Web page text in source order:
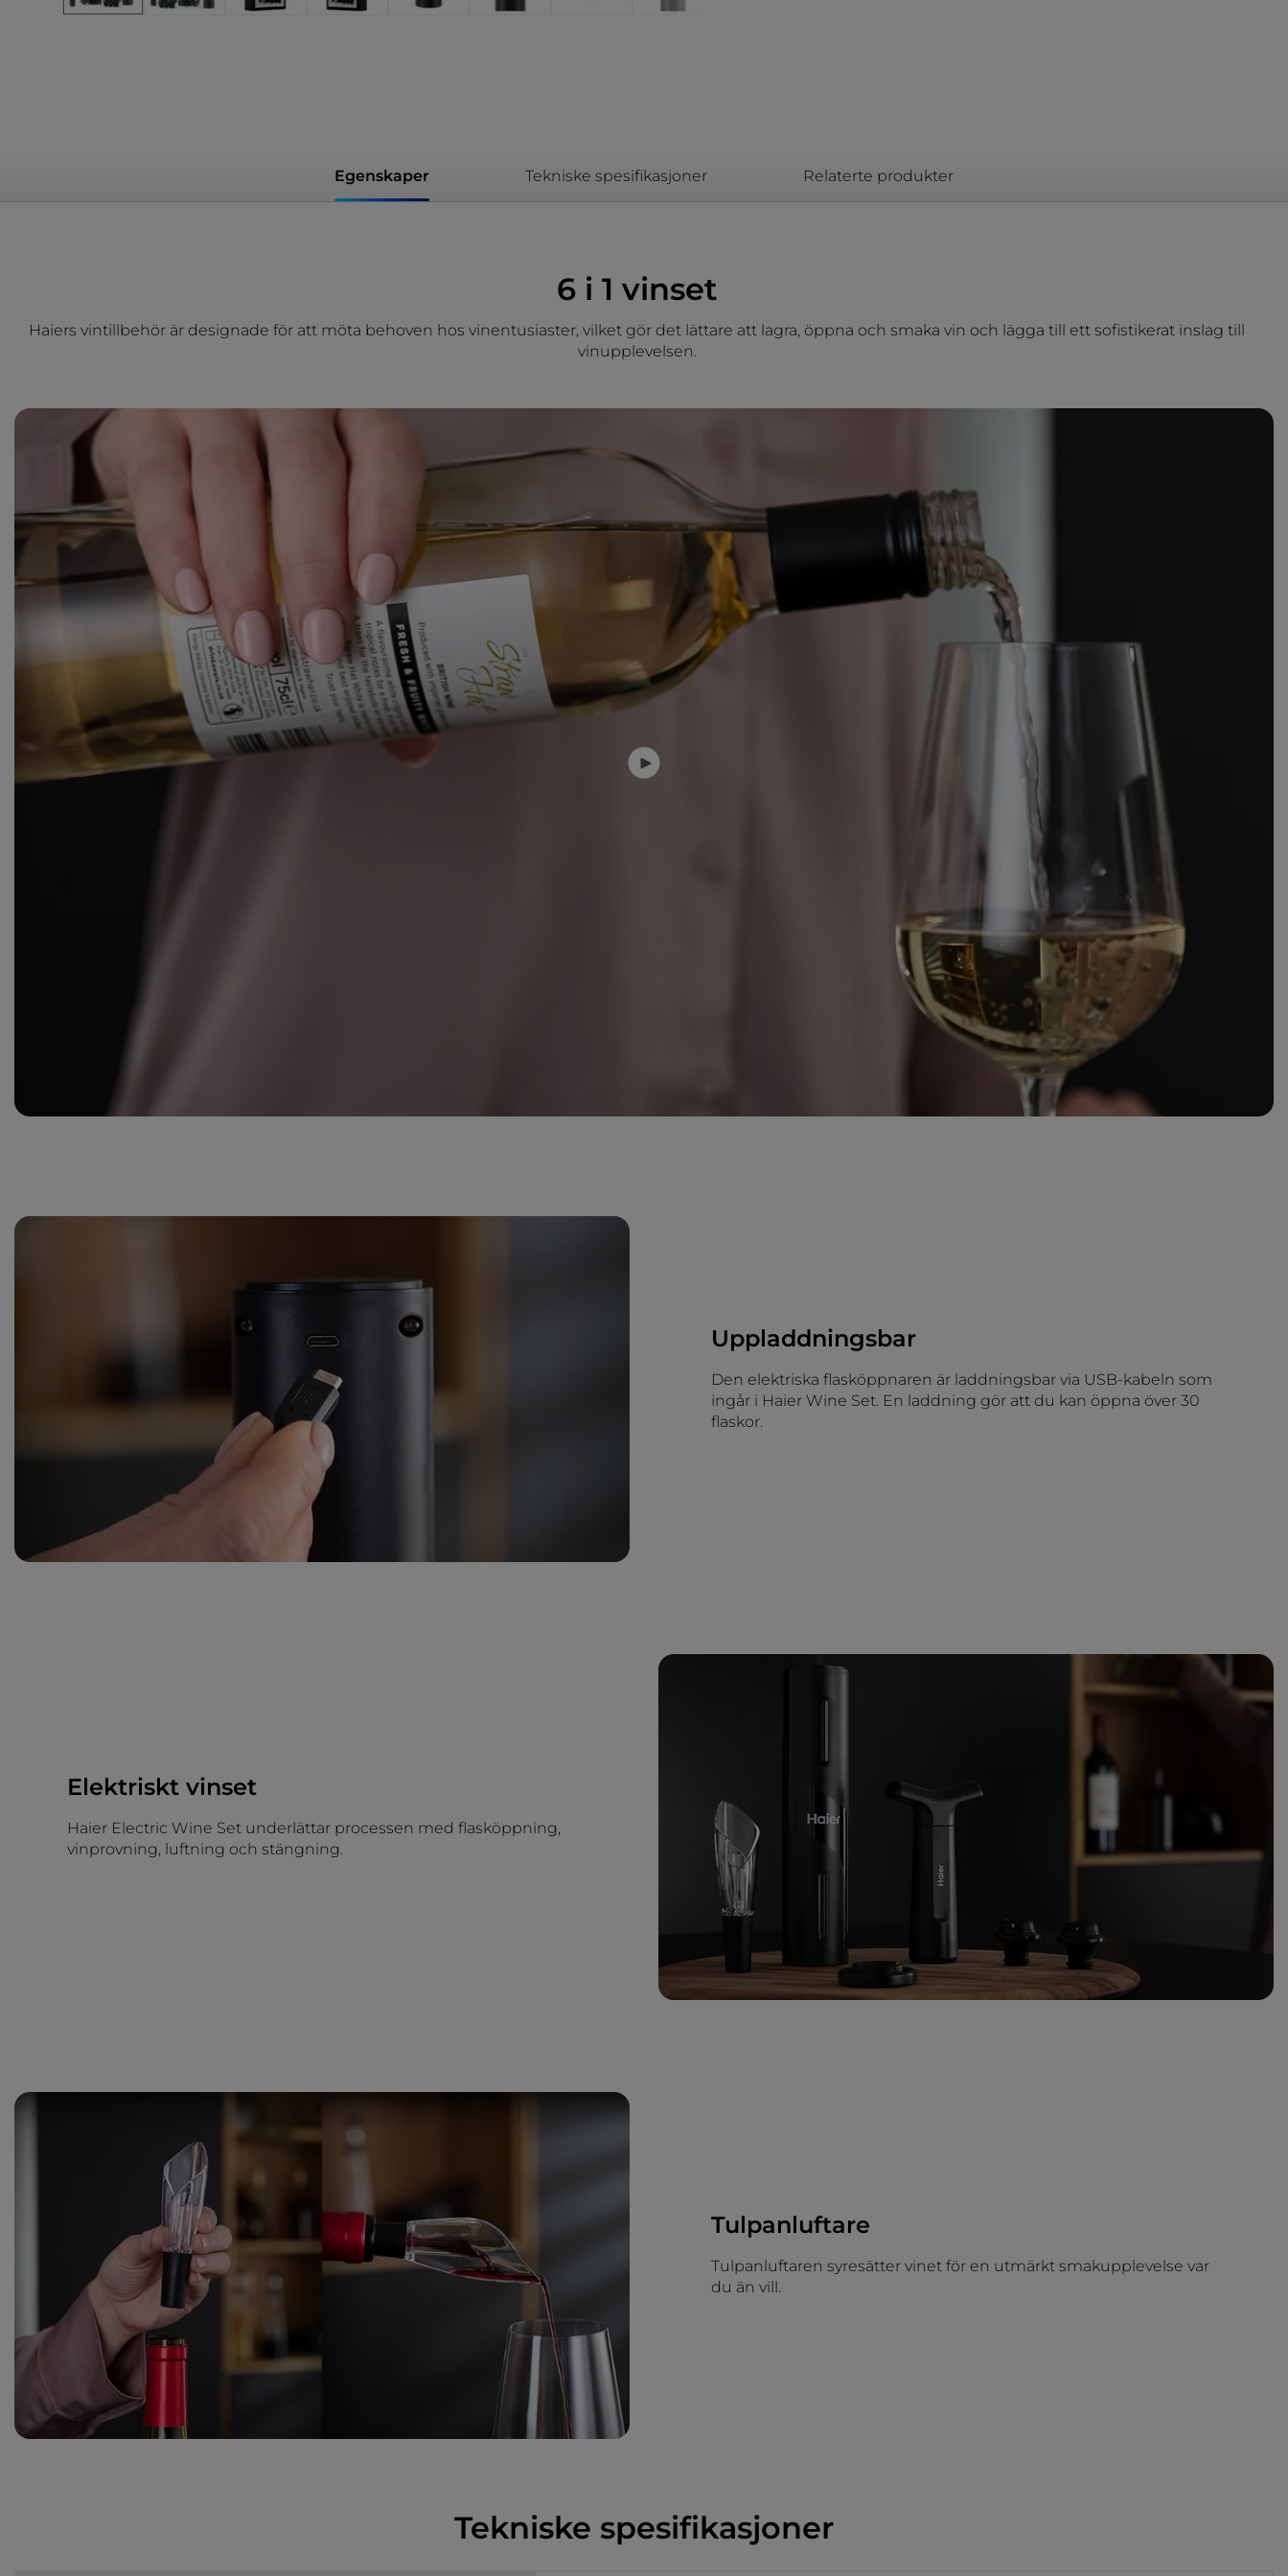
Egenskaper Tekniske spesifikasjoner Relaterte produkter
6 i 1 vinset
Haiers vintillbehör är designade för att möta behoven hos vinentusiaster, vilket gör det lättare att lagra, öppna och smaka vin och lägga till ett sofistikerat inslag till
vinupplevelsen.
Uppladdningsbar
Den elektriska flasköppnaren är laddningsbar via USB-kabeln som
ingår i Haier Wine Set. En laddning gör att du kan öppna över 30
flaskor.
Elektriskt vinset
Haier Electric Wine Set underlättar processen med flasköppning,
vinprovning, luftning och stängning.
Tulpanluftare
Tulpanluftaren syresätter vinet för en utmärkt smakupplevelse var
du än vill.
Tekniske spesifikasjoner